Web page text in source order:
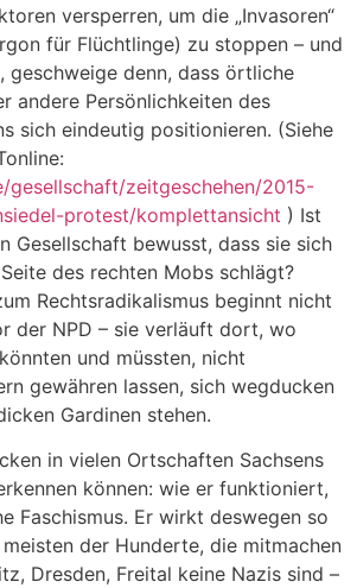
versperren, um die „Invasoren“
für Flüchtlinge) zu stoppen – und
geschweige denn, dass örtliche
andere Persönlichkeiten des
sich eindeutig positionieren. (Siehe
zeitgeschehen/2015-
protest/komplettansicht ) Ist
Gesellschaft bewusst, dass sie sich
des rechten Mobs schlägt?
Rechtsradikalismus beginnt nicht
der NPD – sie verläuft dort, wo
und müssten, nicht
gewähren lassen, sich wegducken
Gardinen stehen.
in vielen Ortschaften Sachsens
können: wie er funktioniert,
Faschismus. Er wirkt deswegen so
der Hunderte, die mitmachen
Dresden, Freital keine Nazis sind –